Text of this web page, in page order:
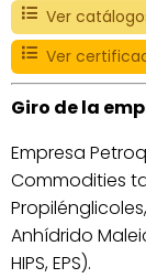
Ver
Ver
Giro de la
Empresa
Commodities
Anhídrido
HIPS, EPS).